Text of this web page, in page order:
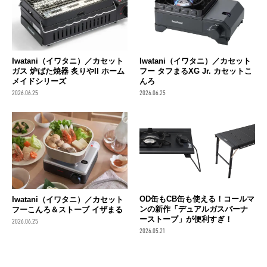
Iwatani（イワタニ）／カセット
ガス 炉ばた焼器 炙りやII ホーム
メイドシリーズ
2026.06.25
Iwatani（イワタニ）／カセット
フー タフまるXG Jr. カセットこ
んろ
2026.06.25
Iwatani（イワタニ）／カセット
フーこんろ＆ストーブ イザまる
2026.06.25
OD缶もCB缶も使える！コールマ
ンの新作「デュアルガスバーナ
ーストーブ」が便利すぎ！
2026.05.21